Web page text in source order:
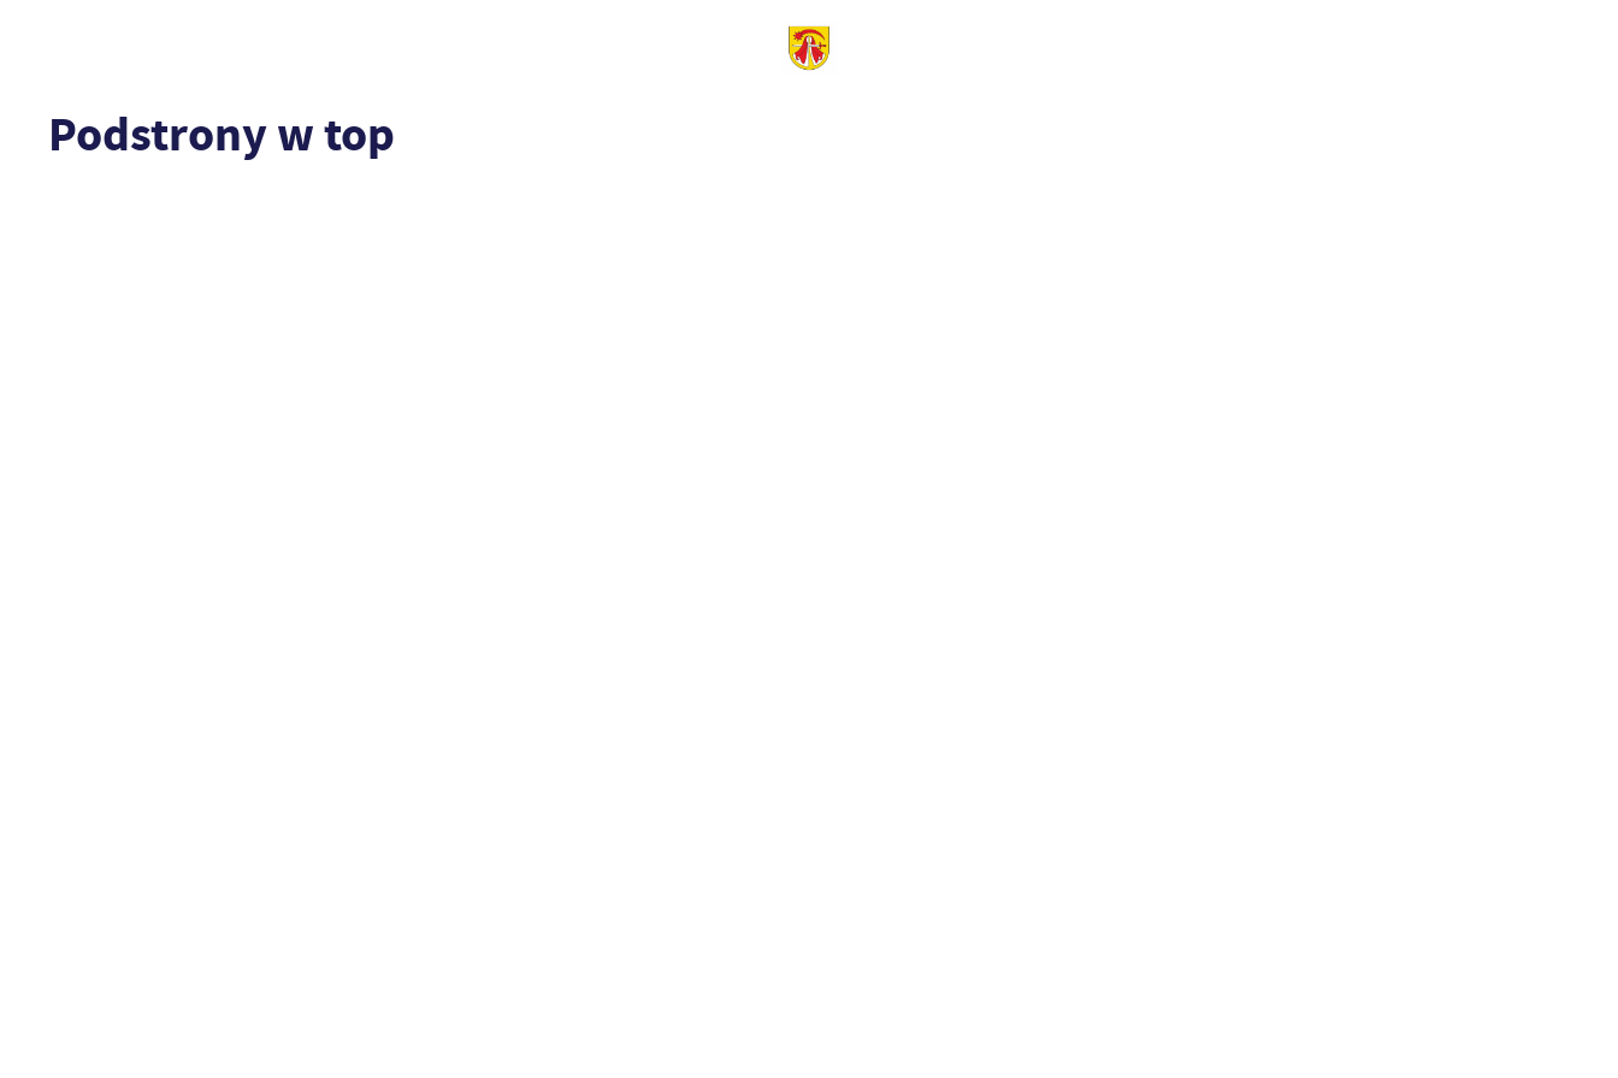
Podstrony w top